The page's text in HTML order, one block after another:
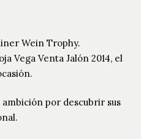
Wein Trophy.
Vega Venta Jalón 2014, el
por descubrir sus